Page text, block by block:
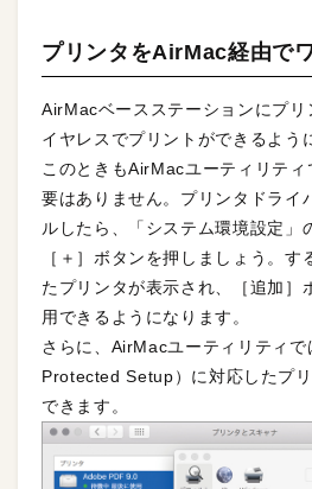
プリンタをAirMac経由で
AirMacベースステーションにプリ
イヤレスでプリントができるよう
このときもAirMacユーティリテ
要はありません。プリンタドライ
ルしたら、「システム環境設定」
［＋］ボタンを押しましょう。す
たプリンタが表示され、［追加］
用できるようになります。
さらに、AirMacユーティリティ
Protected Setup）に対応したプ
できます。